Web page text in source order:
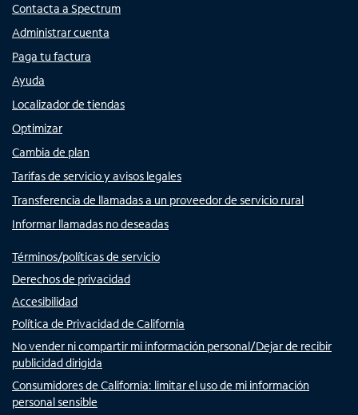
Contacta a Spectrum
Administrar cuenta
Paga tu factura
Ayuda
Localizador de tiendas
Optimizar
Cambia de plan
Tarifas de servicio y avisos legales
Transferencia de llamadas a un proveedor de servicio rural
Informar llamadas no deseadas
Términos/políticas de servicio
Derechos de privacidad
Accesibilidad
Política de Privacidad de California
No vender ni compartir mi información personal/Dejar de recibir
publicidad dirigida
Consumidores de California: limitar el uso de mi información
personal sensible